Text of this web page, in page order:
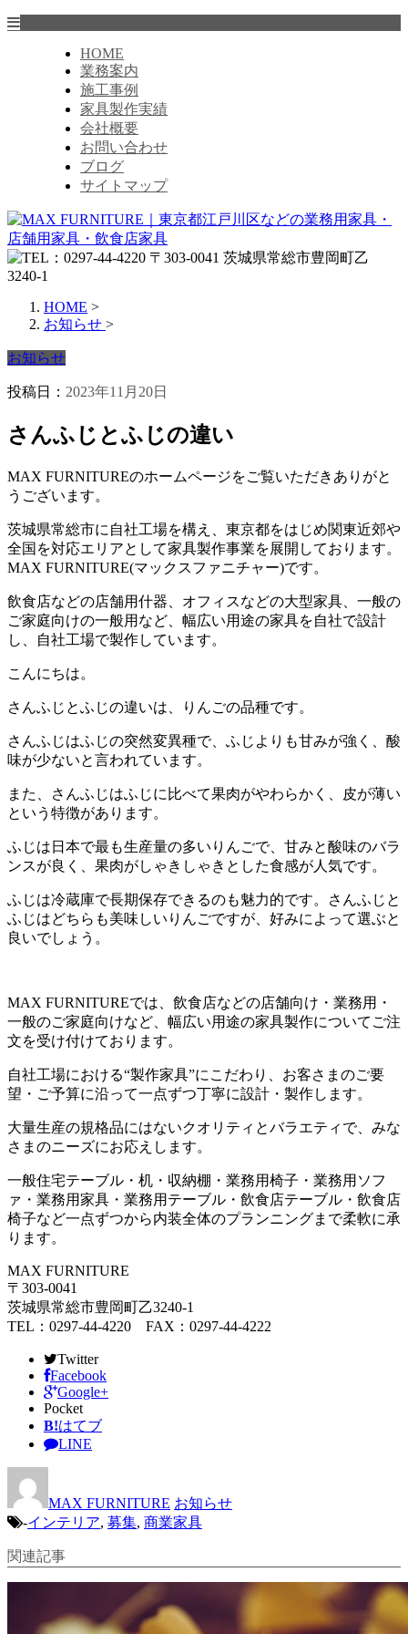
HOME
業務案内
施工事例
家具製作実績
会社概要
お問い合わせ
ブログ
サイトマップ
HOME >
お知らせ >
お知らせ
投稿日： 2023年11月20日
さんふじとふじの違い
MAX FURNITUREのホームページをご覧いただきありがと
うございます。
茨城県常総市に自社工場を構え、東京都をはじめ関東近郊や
全国を対応エリアとして家具製作事業を展開しております。
MAX FURNITURE(マックスファニチャー)です。
飲食店などの店舗用什器、オフィスなどの大型家具、一般の
ご家庭向けの一般用など、幅広い用途の家具を自社で設計
し、自社工場で製作しています。
こんにちは。
さんふじとふじの違いは、りんごの品種です。
さんふじはふじの突然変異種で、ふじよりも甘みが強く、酸
味が少ないと言われています。
また、さんふじはふじに比べて果肉がやわらかく、皮が薄い
という特徴があります。
ふじは日本で最も生産量の多いりんごで、甘みと酸味のバラ
ンスが良く、果肉がしゃきしゃきとした食感が人気です。
ふじは冷蔵庫で長期保存できるのも魅力的です。さんふじと
ふじはどちらも美味しいりんごですが、好みによって選ぶと
良いでしょう。
MAX FURNITUREでは、飲食店などの店舗向け・業務用・
一般のご家庭向けなど、幅広い用途の家具製作についてご注
文を受け付けております。
自社工場における“製作家具”にこだわり、お客さまのご要
望・ご予算に沿って一点ずつ丁寧に設計・製作します。
大量生産の規格品にはないクオリティとバラエティで、みな
さまのニーズにお応えします。
一般住宅テーブル・机・収納棚・業務用椅子・業務用ソフ
ァ・業務用家具・業務用テーブル・飲食店テーブル・飲食店
椅子など一点ずつから内装全体のプランニングまで柔軟に承
ります。
MAX FURNITURE
〒303-0041
茨城県常総市豊岡町乙3240-1
TEL：0297-44-4220 FAX：0297-44-4222
Twitter
Facebook
Google+
Pocket
B!はてブ
LINE
MAX FURNITURE お知らせ
-インテリア, 募集, 商業家具
関連記事